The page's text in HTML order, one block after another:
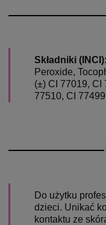
Składniki (INCI):
Peroxide,
(±) CI 77019, CI
77510, CI
Do użytku
dzieci. Unikać
kontaktu ze